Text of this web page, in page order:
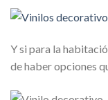
Y si para la
de haber opciones